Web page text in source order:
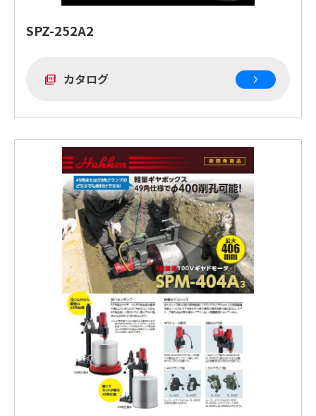
SPZ-252A2
picture_as_pdf カタログ